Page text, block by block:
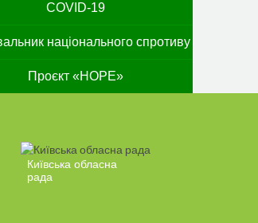
COVID-19
національного спротиву
Проєкт «HOPE»
Київська обласна
рада